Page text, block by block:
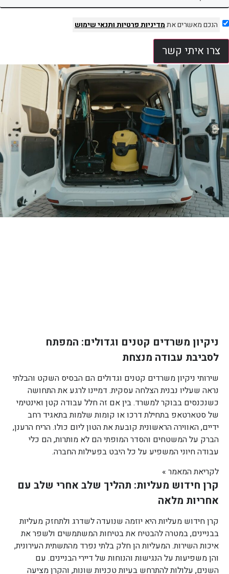
הנכם מאשרים אתמדיניות פרטיותותנאי שימוש
צרו איתי קשר
ניקיון משרדים קטנים וגדולים: המפתח
לסביבת עבודה מנצחת
שירותי ניקיון משרדים קטנים וגדולים הם הבסיס השקט והבלתי
נראה שעליו נבנית הצלחה עסקית. דמיינו לרגע את התחושה
כשנכנסים בבוקר למשרד. בין אם זה חלל עבודה קטן ואינטימי
של סטארטאפ בתחילת דרכו או קומות שלמות בתאגיד רחב
ידיים, האווירה הראשונית קובעת את הטון ליום כולו. הריח הרענן,
הברק על המשטחים והסדר המופתי הם לא מותרות, הם כלי
עבודה חיוני המשפיע על כל היבט בפעילות החברה.
לקריאת המאמר »
קרן חידוש מעליות: תהליך שלב אחרי שלב עם
אחריות מלאה
קרן חידוש מעליות היא יוזמה שנועדה לשדרג ולתחזק מעליות
בבניינים, במטרה להבטיח את בטיחות המשתמשים ולשפר את
איכות השירות. המעליות הן חלק בלתי נפרד מהתשתית העירונית,
והן משפיעות על הנגישות והנוחות של דיירי הבניינים. עם
השנים, עלולות להתרחש בעיות טכניות שונות, והקרן מציעה